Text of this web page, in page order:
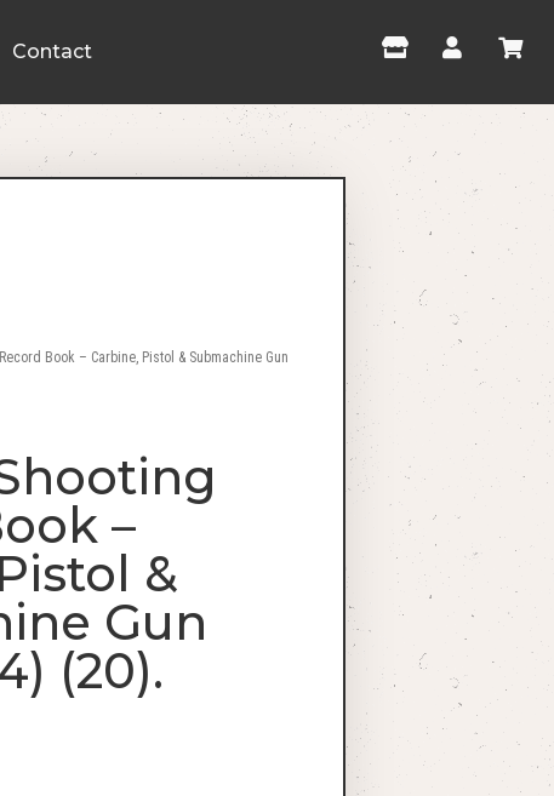
Contact
Book – Carbine, Pistol & Submachine Gun
–
&
Gun
(20).